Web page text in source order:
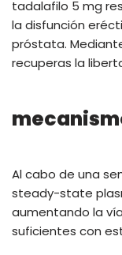
tadalafilo 5 mg
la disfunción
próstata.
recuperas la
Al cabo de una
steady-state
aumentando la
suficientes con